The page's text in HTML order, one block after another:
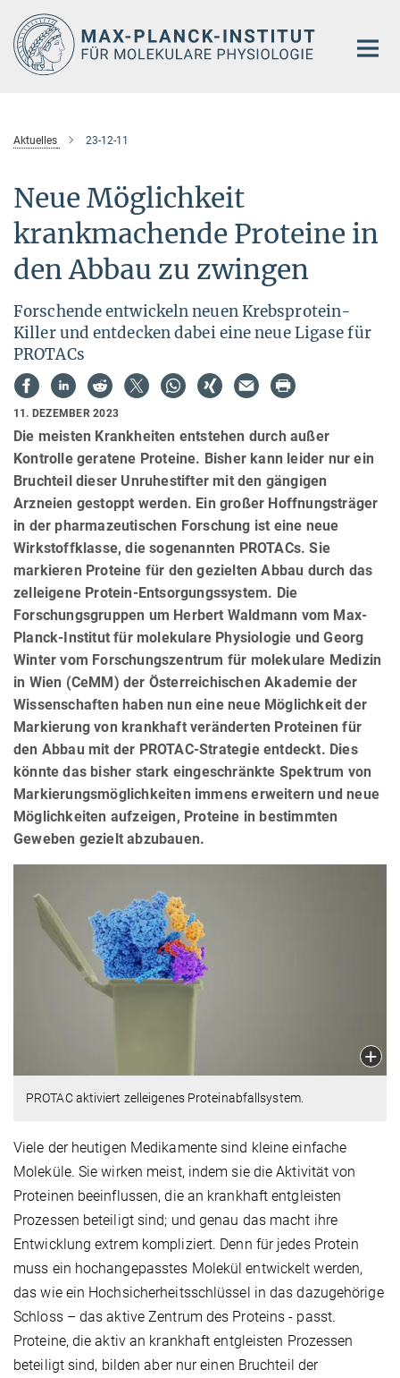
Hauptinhalt
Aktuelles 23-12-11
Neue Möglichkeit
krankmachende Proteine in
den Abbau zu zwingen
Forschende entwickeln neuen Krebsprotein-
Killer und entdecken dabei eine neue Ligase für
PROTACs
11. DEZEMBER 2023
Die meisten Krankheiten entstehen durch außer
Kontrolle geratene Proteine. Bisher kann leider nur ein
Bruchteil dieser Unruhestifter mit den gängigen
Arzneien gestoppt werden. Ein großer Hoffnungsträger
in der pharmazeutischen Forschung ist eine neue
Wirkstoffklasse, die sogenannten PROTACs. Sie
markieren Proteine für den gezielten Abbau durch das
zelleigene Protein-Entsorgungssystem. Die
Forschungsgruppen um Herbert Waldmann vom Max-
Planck-Institut für molekulare Physiologie und Georg
Winter vom Forschungszentrum für molekulare Medizin
in Wien (CeMM) der Österreichischen Akademie der
Wissenschaften haben nun eine neue Möglichkeit der
Markierung von krankhaft veränderten Proteinen für
den Abbau mit der PROTAC-Strategie entdeckt. Dies
könnte das bisher stark eingeschränkte Spektrum von
Markierungsmöglichkeiten immens erweitern und neue
Möglichkeiten aufzeigen, Proteine in bestimmten
Geweben gezielt abzubauen.
PROTAC aktiviert zelleigenes Proteinabfallsystem.
Viele der heutigen Medikamente sind kleine einfache
Moleküle. Sie wirken meist, indem sie die Aktivität von
Proteinen beeinflussen, die an krankhaft entgleisten
Prozessen beteiligt sind; und genau das macht ihre
Entwicklung extrem kompliziert. Denn für jedes Protein
muss ein hochangepasstes Molekül entwickelt werden,
das wie ein Hochsicherheitsschlüssel in das dazugehörige
Schloss – das aktive Zentrum des Proteins - passt.
Proteine, die aktiv an krankhaft entgleisten Prozessen
beteiligt sind, bilden aber nur einen Bruchteil der